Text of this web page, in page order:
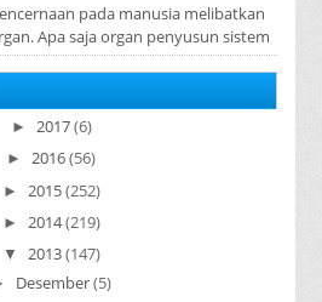
pada manusia melibatkan
Apa saja organ penyusun sistem
pada manusia ? Organ penyusun
► 2017(6)
► 2016(56)
► 2015(252)
► 2014(219)
▼ 2013(147)
Desember(5)